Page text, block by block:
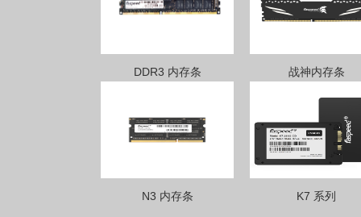
DDR3 内存条 战神内存条
N3 内存条 K7 系列